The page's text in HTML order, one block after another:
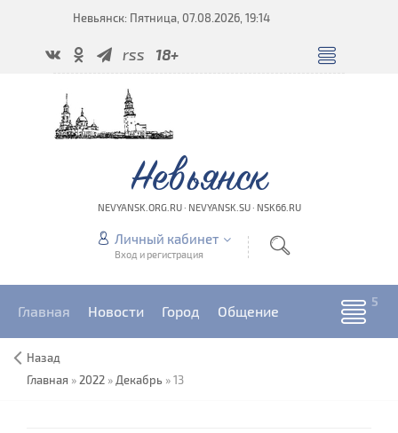
Невьянск: Пятница, 07.08.2026, 19:14
rss 18+
Невьянск
NEVYANSK.ORG.RU · NEVYANSK.SU · NSK66.RU
Личный кабинет
Вход и регистрация
Главная Новости Город Общение
Назад
Главная » 2022 » Декабрь »13